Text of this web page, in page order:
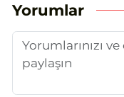
adım
Yorumlar